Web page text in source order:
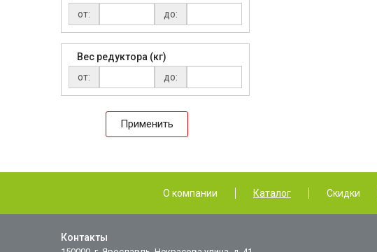
от:
до:
Вес редуктора (кг)
от:
до:
Применить
О компании Каталог Скидки
Контакты